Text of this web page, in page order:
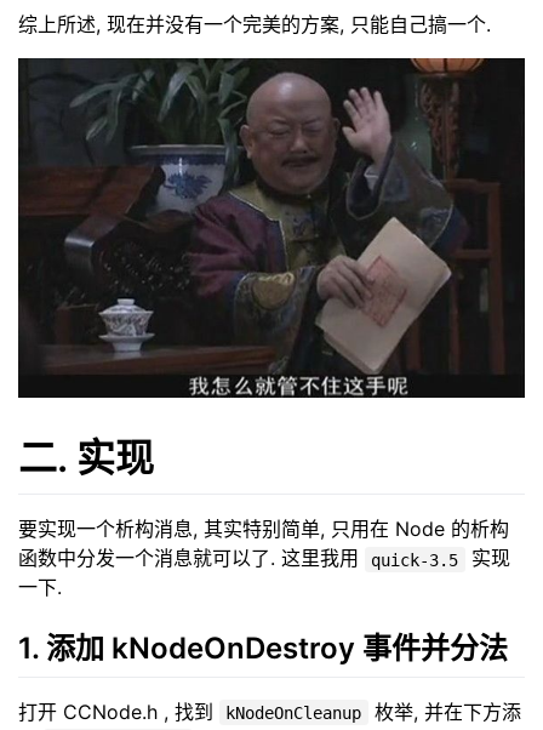
综上所述, 现在并没有一个完美的方案, 只能自己搞一个.
二. 实现
要实现一个析构消息, 其实特别简单, 只用在 Node 的析构
函数中分发一个消息就可以了. 这里我用
quick-3.5
实现
一下.
1. 添加 kNodeOnDestroy 事件并分法
打开 CCNode.h , 找到 kNodeOnCleanup
枚举, 并在下方添